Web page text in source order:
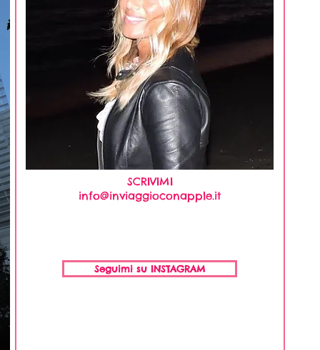
SCRIVIMI
info@inviaggioconapple.it
Seguimi su INSTAGRAM